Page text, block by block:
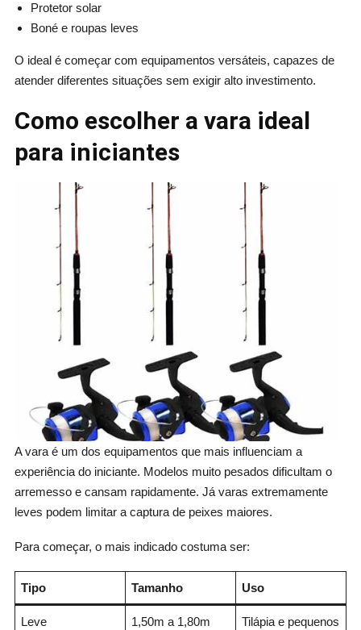
Protetor solar
Boné e roupas leves
O ideal é começar com equipamentos versáteis, capazes de
atender diferentes situações sem exigir alto investimento.
Como escolher a vara ideal
para iniciantes
A vara é um dos equipamentos que mais influenciam a
experiência do iniciante. Modelos muito pesados dificultam o
arremesso e cansam rapidamente. Já varas extremamente
leves podem limitar a captura de peixes maiores.
Para começar, o mais indicado costuma ser:
Tipo Tamanho Uso
Leve 1,50m a 1,80m
Tilápia e pequenos